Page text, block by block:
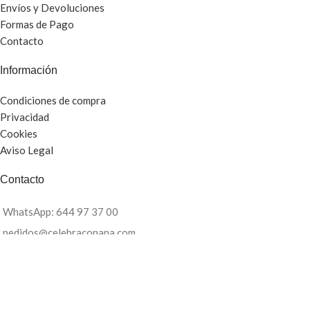
Envíos y Devoluciones
Formas de Pago
Contacto
Información
Condiciones de compra
Privacidad
Cookies
Aviso Legal
Contacto
WhatsApp: 644 97 37 00
pedidos@celebraconana.com